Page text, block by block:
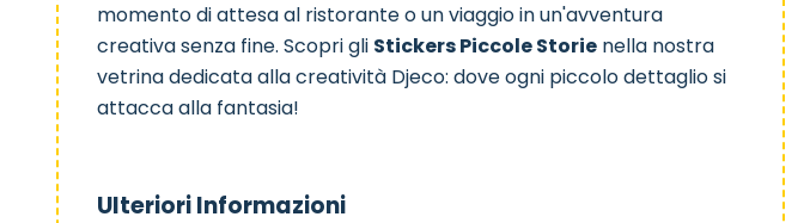
momento di attesa al ristorante o un viaggio in un'avventura
creativa senza fine. Scopri gli Stickers Piccole Storie nella nostra
vetrina dedicata allacreatività Djeco: dove ogni piccolo dettaglio si
attacca alla fantasia!
Ulteriori Informazioni